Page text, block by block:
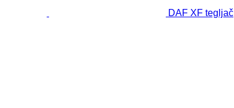
DAF XF tegljač